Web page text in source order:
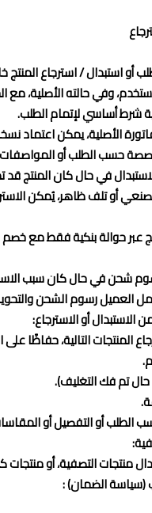
بنكية فقط مع خصم عمولة وسيلة الدفع
شحن في حال كان سبب
العميل رسوم الشحن
المنتجات التالية، حفاظًا
تم فك التغليف).
الطلب أو التفصيل أو
منتجات التصفية، أو